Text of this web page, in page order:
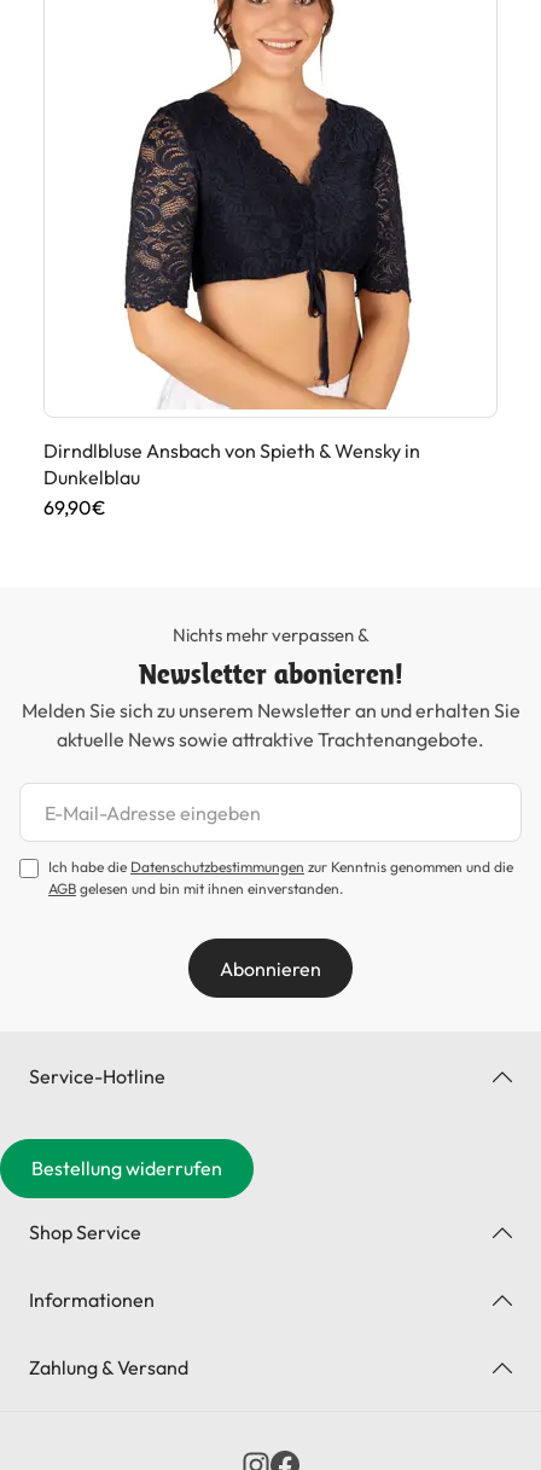
Dirndlbluse Ansbach von Spieth & Wensky in
Dunkelblau
69,90€
Nichts mehr verpassen &
Newsletter abonieren!
Melden Sie sich zu unserem Newsletter an und erhalten Sie
aktuelle News sowie attraktive Trachtenangebote.
Newsletter abonnieren
Ich habe die Datenschutzbestimmungen zur Kenntnis genommen und die
AGB gelesen und bin mit ihnen einverstanden.
Abonnieren
Service-Hotline
Bestellung widerrufen
Shop Service
Informationen
Zahlung & Versand